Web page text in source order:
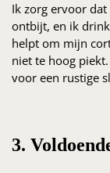
Ik zorg ervoor
ontbijt, en ik
helpt om mijn
niet te hoog
voor een rustige
3.